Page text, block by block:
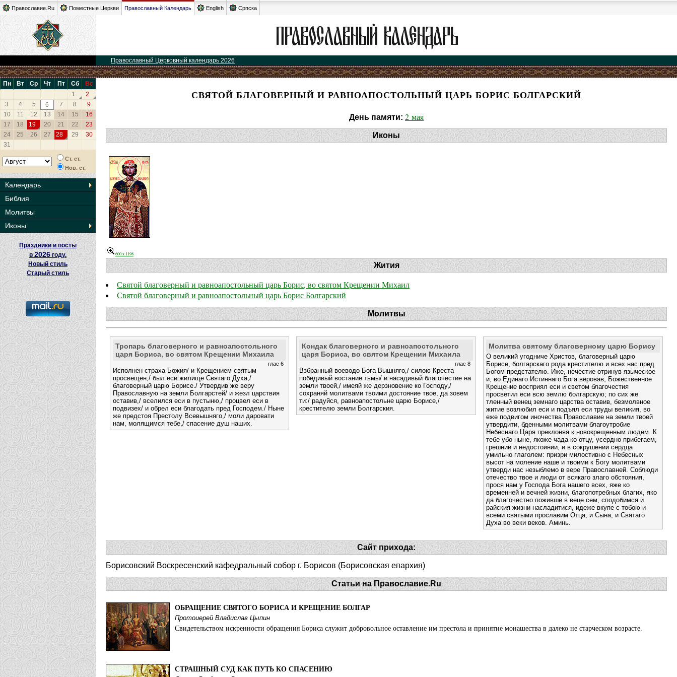
Православие.Ru Поместные Церкви Православный Календарь English Српска
Православный Церковный календарь 2026
Пн Вт Ср Чт Пт Сб
Вс
1
2
3
4 5 6 7 8
9
10
11 12 13 14 15
16
17
18 19 20 21 22
23
24
25 26 27 28 29
30
31
Ст. ст.
Нов. ст.
Календарь
Библия
Молитвы
Иконы
Праздники и посты
в2026 году.
Новый стиль
Старый стиль
СВЯТОЙ БЛАГОВЕРНЫЙ И РАВНОАПОСТОЛЬНЫЙ ЦАРЬ БОРИС БОЛГАРСКИЙ
День памяти: 2 мая
Иконы
600 x 1198
Жития
Святой благоверный и равноапостольный царь Борис, во святом Крещении Михаил
Святой благоверный и равноапостольный царь Борис Болгарский
Молитвы
Тропарь благоверного и равноапостольного
царя Бориса, во святом Крещении Михаила
глас 6
Исполнен страха Божия/ и Крещением святым
просвещен,/ был еси жилище Святаго Духа,/
благоверный царю Борисе./ Утвердив же веру
Православную на земли Болгарстей/ и жезл царствия
оставив,/ вселился еси в пустыню,/ процвел еси в
подвизех/ и обрел еси благодать пред Господем./ Ныне
же предстоя Престолу Всевышняго,/ моли даровати
нам, молящимся тебе,/ спасение душ наших.
Кондак благоверного и равноапостольного
царя Бориса, во святом Крещении Михаила
глас 8
Взбранный воеводо Бога Вышняго,/ силою Креста
победивый востание тьмы/ и насадивый благочестие на
земли твоей,/ имеяй же дерзновение ко Господу,/
сохраняй молитвами твоими достояние твое, да зовем
ти:/ радуйся, равноапостольне царю Борисе,/
крестителю земли Болгарския.
Молитва святому благоверному царю Борису
О великий угодниче Христов, благоверный царю
Борисе, болгарскаго рода крестителю и всех нас пред
Богом предстателю. Иже, нечестие отринув языческое
и, во Единаго Истиннаго Бога веровав, Божественное
Крещение восприял еси и светом благочестия
просветил еси всю землю болгарскую; по сих же
тленный венец земнаго царства оставив, безмолвное
житие возлюбил еси и подъял еси труды великия, во
еже подвигом иночества Православие на земли твоей
утвердити, бденными молитвами благоутробие
Небеснаго Царя преклоняя к новокрещенным людем. К
тебе убо ныне, якоже чада ко отцу, усердно прибегаем,
грешнии и недостоинии, и в сокрушении сердца
умильно глаголем: призри милостивно с Небесных
высот на моление наше и твоими к Богу молитвами
утверди нас незыблемо в вере Православней. Соблюди
отечество твое и люди от всякаго злаго обстояния,
прося нам у Господа Бога нашего всех, яже ко
временней и вечней жизни, благопотребных благих, яко
да благочестно поживше в веце сем, сподобимся и
райския жизни насладитися, идеже вкупе с тобою и
всеми святыми прославим Отца, и Сына, и Святаго
Духа во веки веков. Аминь.
Сайт прихода:
Борисовский Воскресенский кафедральный собор г. Борисов (Борисовская епархия)
Статьи на Православие.Ru
ОБРАЩЕНИЕ СВЯТОГО БОРИСА И КРЕЩЕНИЕ БОЛГАР
Протоиерей Владислав Цыпин
Свидетельством искренности обращения Бориса служит добровольное оставление им престола и принятие монашества в далеко не старческом возрасте.
СТРАШНЫЙ СУД КАК ПУТЬ КО СПАСЕНИЮ